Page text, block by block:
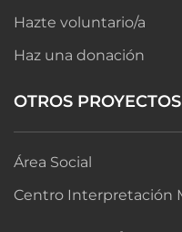
Hazte voluntario/a
Haz una donación
OTROS PROYECTOS
Área Social
Centro Interpretación